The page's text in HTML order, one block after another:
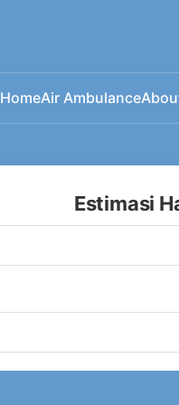
HomeAir Ambulance
Estimasi